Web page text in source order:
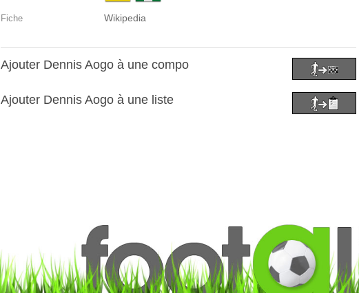
Fiche Wikipedia
Ajouter Dennis Aogo à une compo
Ajouter Dennis Aogo à une liste